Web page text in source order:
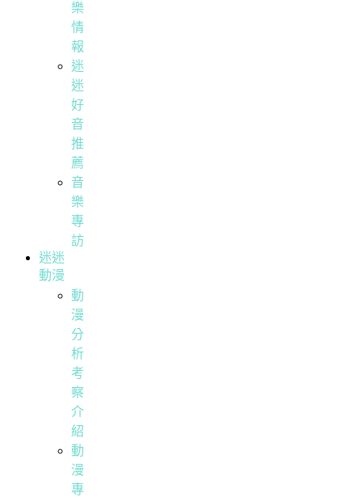
樂
情
報
迷
迷
好
音
推
薦
音
樂
專
訪
迷迷
動漫
動
漫
分
析
考
察
介
紹
動
漫
專